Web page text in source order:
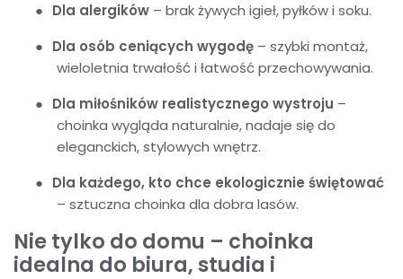
● Dla alergików – brak żywych igieł, pyłków i soku.
● Dla osób ceniących wygodę – szybki montaż,
wieloletnia trwałość i łatwość przechowywania.
● Dla miłośników realistycznego wystroju –
choinka wygląda naturalnie, nadaje się do
eleganckich, stylowych wnętrz.
● Dla każdego, kto chce ekologicznie świętować
– sztuczna choinka dla dobra lasów.
Nie tylko do domu – choinka
idealna do biura, studia i